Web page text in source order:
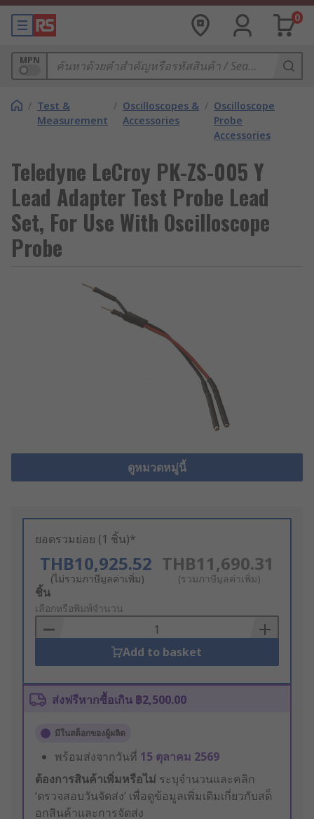
0
MPN
/ Test &
Measurement
/ Oscilloscopes &
Accessories
/ Oscilloscope
Probe
Accessories
Teledyne LeCroy PK-ZS-005 Y
Lead Adapter Test Probe Lead
Set, For Use With Oscilloscope
Probe
ดูหมวดหมู่นี้
ยอดรวมย่อย (1 ชิ้น)*
THB10,925.52
(ไม่รวมภาษีมูลค่าเพิ่ม)
THB11,690.31
(รวมภาษีมูลค่าเพิ่ม)
Add
to
Basket
ชิ้น
เลือกหรือพิมพ์จำนวน
Add to basket
ส่งฟรีหากซื้อเกิน ฿2,500.00
มีในสต็อกของผู้ผลิต
พร้อมส่งจากวันที่ 15 ตุลาคม 2569
ต้องการสินค้าเพิ่มหรือไม่ ระบุจำนวนและคลิก
‘ตรวจสอบวันจัดส่ง’ เพื่อดูข้อมูลเพิ่มเติมเกี่ยวกับสต็
อกสินค้าและการจัดส่ง